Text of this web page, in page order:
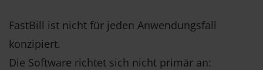
FastBill ist nicht für jeden Anwendungsfall
konzipiert.
Die Software richtet sich nicht primär an: